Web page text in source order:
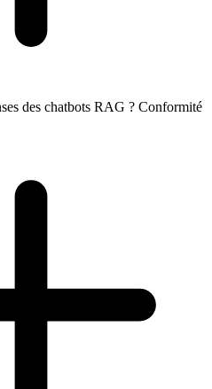
des chatbots RAG ? Conformité